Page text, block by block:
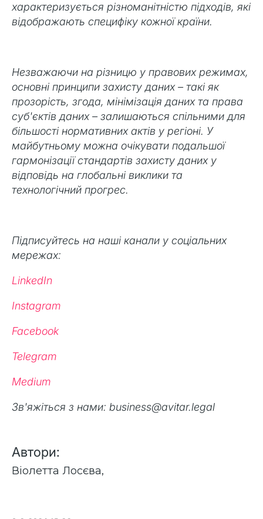
характеризується різноманітністю підходів, які
відображають специфіку кожної країни.
Незважаючи на різницю у правових режимах,
основні принципи захисту даних – такі як
прозорість, згода, мінімізація даних та права
суб'єктів даних – залишаються спільними для
більшості нормативних актів у регіоні. У
майбутньому можна очікувати подальшої
гармонізації стандартів захисту даних у
відповідь на глобальні виклики та
технологічний прогрес.
Підписуйтесь на наші канали у соціальних
мережах:
LinkedIn
Instagram
Facebook
Telegram
Medium
Зв'яжіться з нами: business@avitar.legal
Автори:
Віолетта Лосєва,